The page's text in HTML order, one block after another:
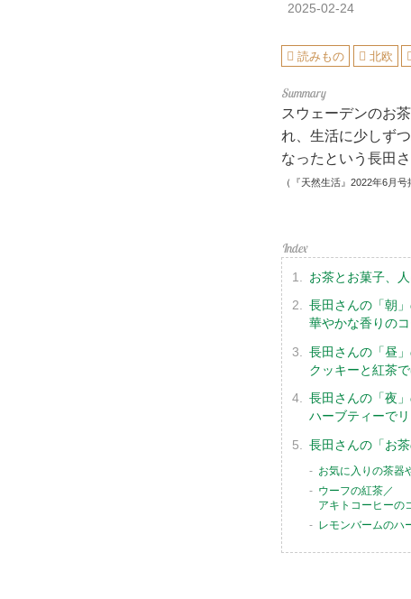
2025-02-24
読みもの 北欧
スウェーデンのお茶
れ、生活に少しず
なったという長田
（『天然生活』2022年6月号
お茶とお菓子、
長田さんの「朝
華やかな香りの
長田さんの「昼
クッキーと紅茶
長田さんの「夜
ハーブティーで
長田さんの「お茶
お気に入りの茶器
ウーフの紅茶／
アキトコーヒーの
レモンバームのハ